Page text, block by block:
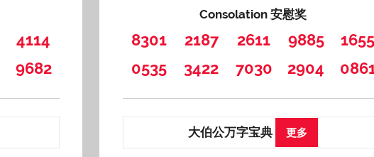
4114
9682
Consolation 安慰奖
8301 2187 2611 9885
1655
0535
3422 7030 2904
大伯公万字宝典 更多